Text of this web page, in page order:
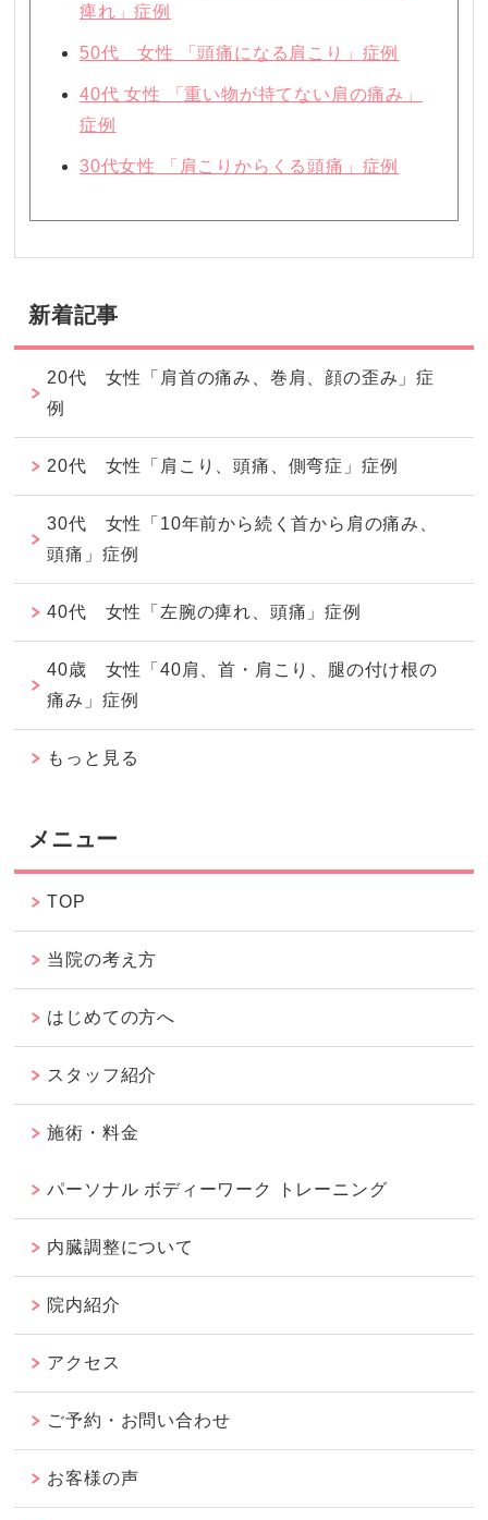
痺れ」症例
50代 女性 「頭痛になる肩こり」症例
40代 女性 「重い物が持てない肩の痛み」
症例
30代女性 「肩こりからくる頭痛」症例
新着記事
20代 女性「肩首の痛み、巻肩、顔の歪み」症
例
20代 女性「肩こり、頭痛、側弯症」症例
30代 女性「10年前から続く首から肩の痛み、
頭痛」症例
40代 女性「左腕の痺れ、頭痛」症例
40歳 女性「40肩、首・肩こり、腿の付け根の
痛み」症例
もっと見る
メニュー
TOP
当院の考え方
はじめての方へ
スタッフ紹介
施術・料金
パーソナル ボディーワーク トレーニング
内臓調整について
院内紹介
アクセス
ご予約・お問い合わせ
お客様の声